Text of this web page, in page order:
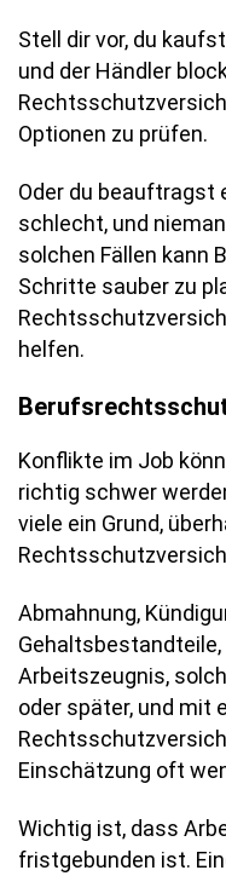
Stell dir vor, du
und der Händler
Optionen zu prüfen.
Oder du beauftragst
schlecht, und
solchen Fällen kann
Schritte sauber zu
helfen.
Konflikte im Job
richtig schwer
viele ein Grund,
Abmahnung,
Arbeitszeugnis,
oder später, und mit
Einschätzung oft
Wichtig ist, dass
fristgebunden ist.